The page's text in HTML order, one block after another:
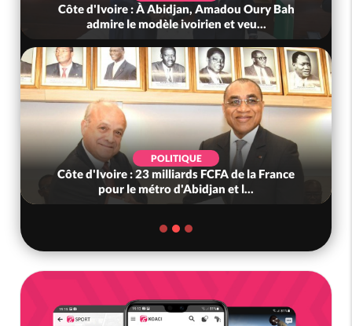
Côte d'Ivoire : À Abidjan, Amadou Oury Bah
admire le modèle ivoirien et veu...
POLITIQUE
Côte d'Ivoire : 23 milliards FCFA de la France
pour le métro d'Abidjan et l...